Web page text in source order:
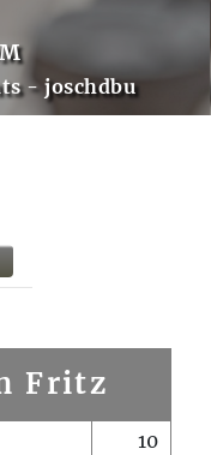
- joschdbu
Fritz
10